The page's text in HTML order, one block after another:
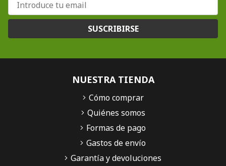
SUSCRIBIRSE
NUESTRA TIENDA
Cómo comprar
Quiénes somos
Formas de pago
Gastos de envío
Garantía y devoluciones